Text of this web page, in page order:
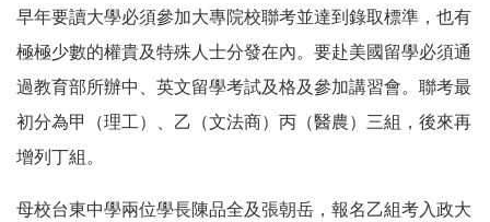
早年要讀大學必須參加大專院校聯考並達到錄取標準，也有
極極少數的權貴及特殊人士分發在內。要赴美國留學必須通
過教育部所辦中、英文留學考試及格及參加講習會。聯考最
初分為甲（理工）、乙（文法商）丙（醫農）三組，後來再
增列丁組。
母校台東中學兩位學長陳品全及張朝岳，報名乙組考入政大